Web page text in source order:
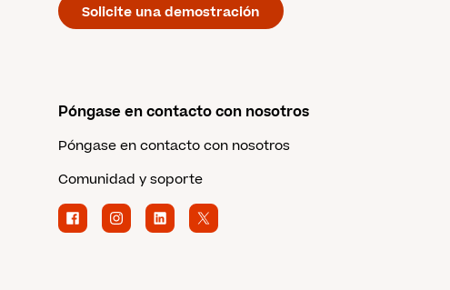
Solicite una demostración
Póngase en contacto con nosotros
Póngase en contacto con nosotros
Comunidad y soporte